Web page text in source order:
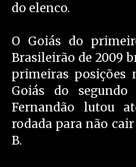
do elenco.
O Goiás do
Brasileirão de 2009
primeiras posições
Goiás do
Fernandão lutou
rodada para não
B.